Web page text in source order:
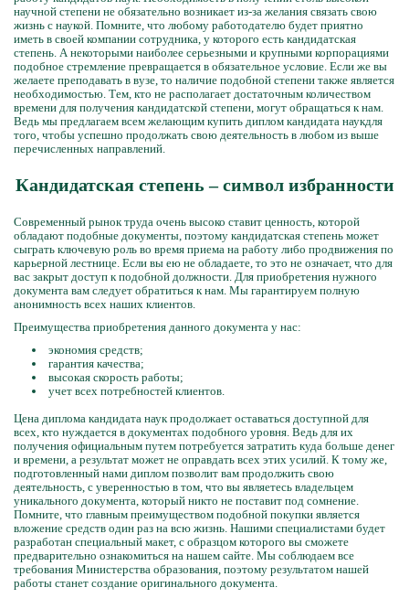
научной степени не обязательно возникает из-за желания связать свою
жизнь с наукой. Помните, что любому работодателю будет приятно
иметь в своей компании сотрудника, у которого есть кандидатская
степень. А некоторыми наиболее серьезными и крупными корпорациями
подобное стремление превращается в обязательное условие. Если же вы
желаете преподавать в вузе, то наличие подобной степени также является
необходимостью. Тем, кто не располагает достаточным количеством
времени для получения кандидатской степени, могут обращаться к нам.
Ведь мы предлагаем всем желающим купить диплом кандидата наукдля
того, чтобы успешно продолжать свою деятельность в любом из выше
перечисленных направлений.
Кандидатская степень – символ избранности
Современный рынок труда очень высоко ставит ценность, которой
обладают подобные документы, поэтому кандидатская степень может
сыграть ключевую роль во время приема на работу либо продвижения по
карьерной лестнице. Если вы ею не обладаете, то это не означает, что для
вас закрыт доступ к подобной должности. Для приобретения нужного
документа вам следует обратиться к нам. Мы гарантируем полную
анонимность всех наших клиентов.
Преимущества приобретения данного документа у нас:
экономия средств;
гарантия качества;
высокая скорость работы;
учет всех потребностей клиентов.
Цена диплома кандидата наук продолжает оставаться доступной для
всех, кто нуждается в документах подобного уровня. Ведь для их
получения официальным путем потребуется затратить куда больше денег
и времени, а результат может не оправдать всех этих усилий. К тому же,
подготовленный нами диплом позволит вам продолжить свою
деятельность, с уверенностью в том, что вы являетесь владельцем
уникального документа, который никто не поставит под сомнение.
Помните, что главным преимуществом подобной покупки является
вложение средств один раз на всю жизнь. Нашими специалистами будет
разработан специальный макет, с образцом которого вы сможете
предварительно ознакомиться на нашем сайте. Мы соблюдаем все
требования Министерства образования, поэтому результатом нашей
работы станет создание оригинального документа.